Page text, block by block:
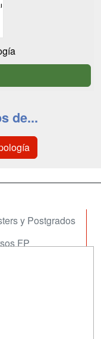
de...
y Postgrados
FP